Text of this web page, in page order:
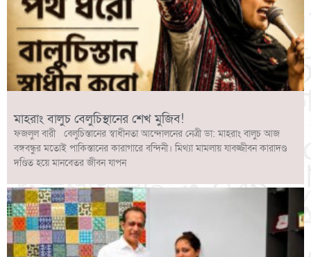
মাহরাং বালুচ বেলুচিস্থানের শেখ মুজিব!
ফজলুল বারী বেলুচিস্তানের স্বাধীনতা আন্দোলনের নেত্রী ডা: মাহরাং বালুচ আজ
বঙ্গবন্ধুর মতোই পাকিস্তানের কারাগারে বন্দিনী। মিথ্যা মামলায় যাবজ্জীবন কারাদণ্ড
দণ্ডিত হয়ে মানবেতর জীবন যাপন